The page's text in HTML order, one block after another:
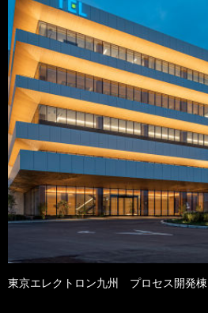
東京エレクトロン九州 プロセス開発棟